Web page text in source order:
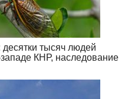
десятки тысяч людей
КНР, наследование